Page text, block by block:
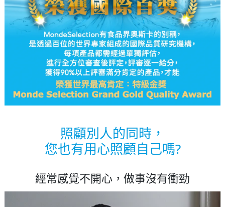
照顧別人的同時，
您也有用心照顧自己嗎?
經常感覺不開心，做事沒有衝勁